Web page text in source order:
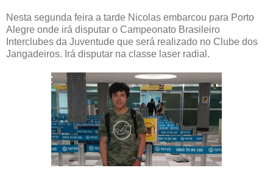
Nesta segunda feira a tarde Nicolas embarcou para Porto
Alegre onde irá disputar o Campeonato Brasileiro
Interclubes da Juventude que será realizado no Clube dos
Jangadeiros. Irá disputar na classe laser radial.